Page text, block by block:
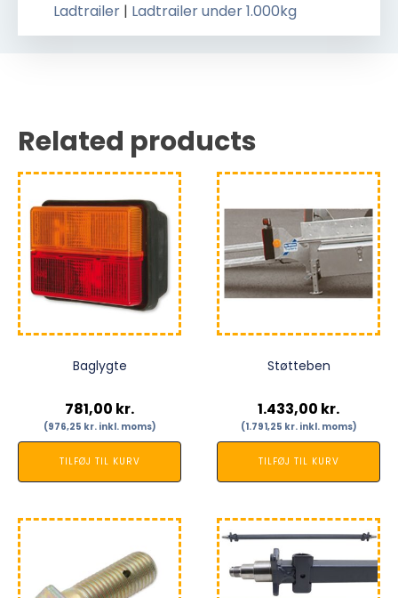
Ladtrailer | Ladtrailer under 1.000kg
Related products
Baglygte
781,00 kr.
(976,25 kr.inkl. moms)
TILFØJ TIL KURV
Støtteben
1.433,00 kr.
(1.791,25 kr.inkl. moms)
TILFØJ TIL KURV